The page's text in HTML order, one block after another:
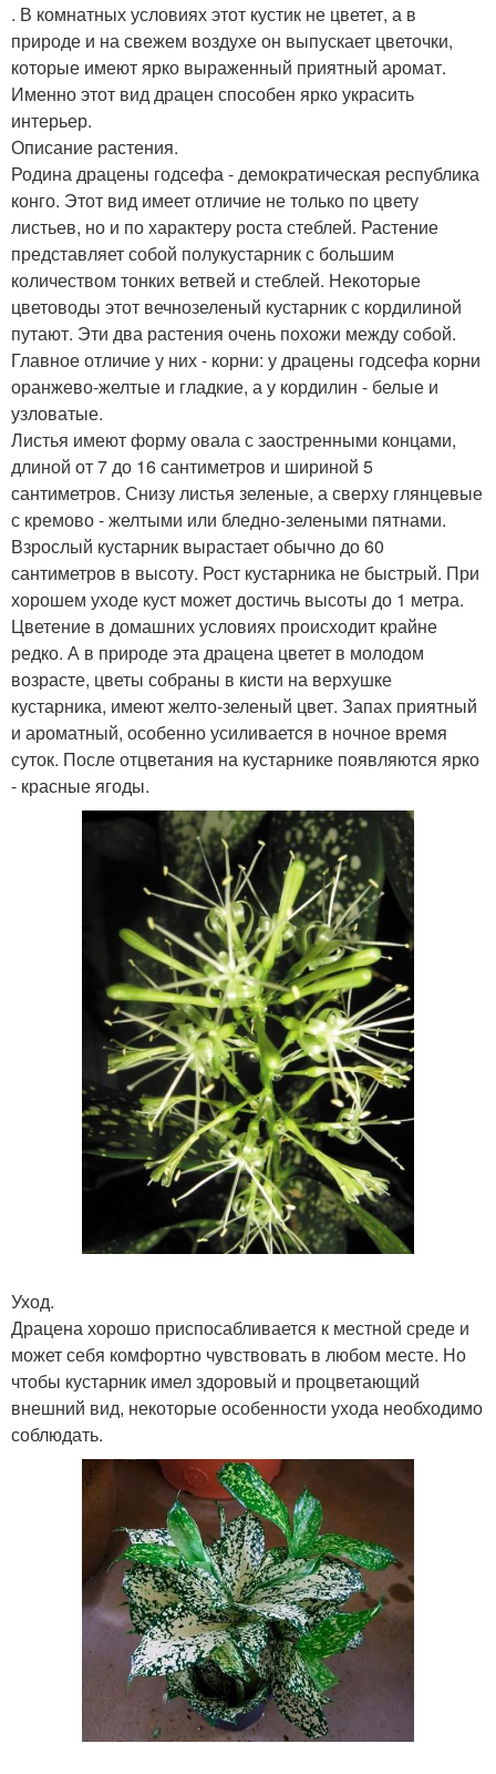
. В комнатных условиях этот кустик не цветет, а в
природе и на свежем воздухе он выпускает цветочки,
которые имеют ярко выраженный приятный аромат.
Именно этот вид драцен способен ярко украсить
интерьер.
Описание растения.
Родина драцены годсефа - демократическая республика
конго. Этот вид имеет отличие не только по цвету
листьев, но и по характеру роста стеблей. Растение
представляет собой полукустарник с большим
количеством тонких ветвей и стеблей. Некоторые
цветоводы этот вечнозеленый кустарник с кордилиной
путают. Эти два растения очень похожи между собой.
Главное отличие у них - корни: у драцены годсефа корни
оранжево-желтые и гладкие, а у кордилин - белые и
узловатые.
Листья имеют форму овала с заостренными концами,
длиной от 7 до 16 сантиметров и шириной 5
сантиметров. Снизу листья зеленые, а сверху глянцевые
с кремово - желтыми или бледно-зелеными пятнами.
Взрослый кустарник вырастает обычно до 60
сантиметров в высоту. Рост кустарника не быстрый. При
хорошем уходе куст может достичь высоты до 1 метра.
Цветение в домашних условиях происходит крайне
редко. А в природе эта драцена цветет в молодом
возрасте, цветы собраны в кисти на верхушке
кустарника, имеют желто-зеленый цвет. Запах приятный
и ароматный, особенно усиливается в ночное время
суток. После отцветания на кустарнике появляются ярко
- красные ягоды.
Уход.
Драцена хорошо приспосабливается к местной среде и
может себя комфортно чувствовать в любом месте. Но
чтобы кустарник имел здоровый и процветающий
внешний вид, некоторые особенности ухода необходимо
соблюдать.